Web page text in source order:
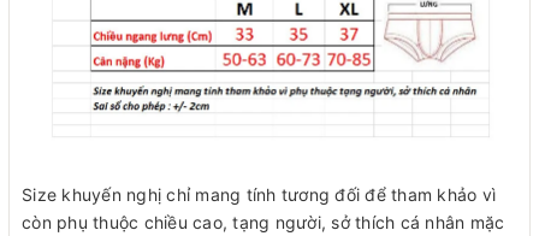
Size khuyến nghị chỉ mang tính tương đối để tham khảo vì
còn phụ thuộc chiều cao, tạng người, sở thích cá nhân mặc